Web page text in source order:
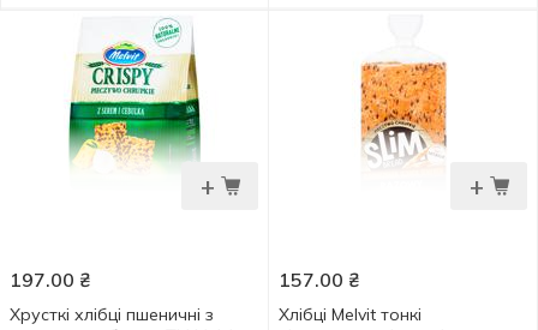
+
197.00 ₴
Хрусткі хлібці пшеничні з
+
157.00 ₴
Хлібці Melvit тонкі